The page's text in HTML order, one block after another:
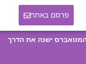
פרסם באתר
המטאברס ישנה את הדרך